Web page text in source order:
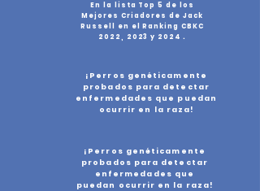
En la lista Top 5 de los
Mejores Criadores de Jack
Russell en el Ranking CBKC
2022, 2023 y 2024 .
¡Perros genéticamente
probados para detectar
enfermedades que puedan
ocurrir en la raza!
¡Perros genéticamente
probados para detectar
enfermedades que
puedan ocurrir en la raza!